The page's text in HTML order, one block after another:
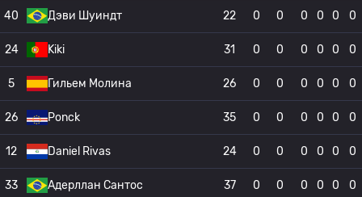
40 Дэви Шуиндт 22 0 0 0 0 0 0
24 Kiki 31 0 0 0 0 0 0
5 Гильем Молина 26 0 0 0 0 0 0
26 Ponck 35 0 0 0 0 0 0
12 Daniel Rivas 24 0 0 0 0 0 0
33 Адерллан Сантос 37 0 0 0 0 0 0